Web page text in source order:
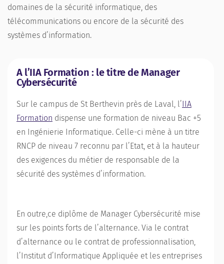
domaines de la sécurité informatique, des
télécommunications ou encore de la sécurité des
systèmes d’information.
A l’IIA Formation : le titre de Manager
Cybersécurité
Sur le campus de St Berthevin près de Laval, l’IIA
Formation dispense une formation de niveau Bac +5
en Ingénierie Informatique. Celle-ci mène à un titre
RNCP de niveau 7 reconnu par l’Etat, et à la hauteur
des exigences du métier de responsable de la
sécurité des systèmes d’information.
En outre,ce diplôme de Manager Cybersécurité mise
sur les points forts de l’alternance. Via le contrat
d’alternance ou le contrat de professionnalisation,
l’Institut d’Informatique Appliquée et les entreprises